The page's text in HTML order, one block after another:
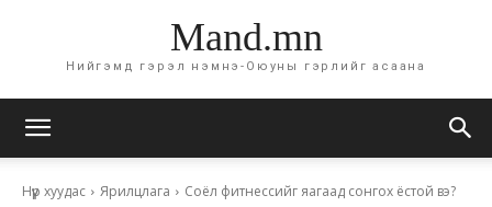
Mand.mn
Нийгэмд гэрэл нэмнэ-Оюуны гэрлийг асаана
Нүүр хуудас Ярилцлага Соёл фитнессийг яагаад сонгох ёстой вэ?